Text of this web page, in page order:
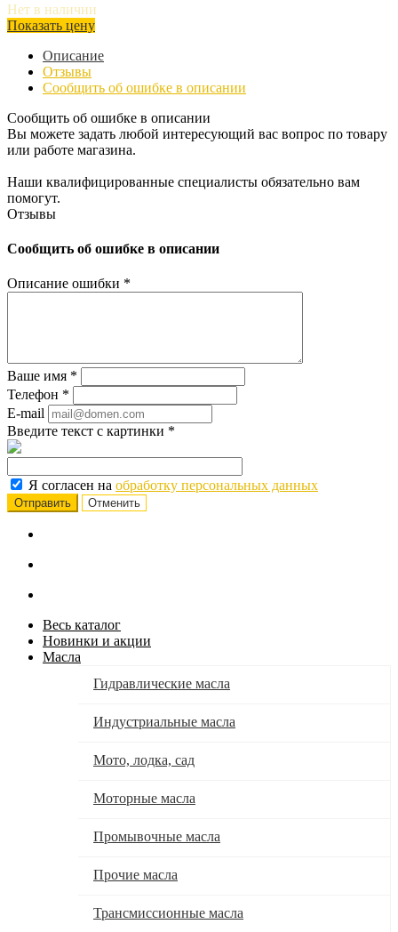
Нет в наличии
Показать цену
Описание
Отзывы
Сообщить об ошибке в описании
Сообщить об ошибке в описании
Вы можете задать любой интересующий вас вопрос по товару
или работе магазина.
Наши квалифицированные специалисты обязательно вам
помогут.
Отзывы
Сообщить об ошибке в описании
Описание ошибки *
Ваше имя *
Телефон *
E-mail
Введите текст с картинки *
Я согласен на обработку персональных данных
Отменить
Весь каталог
Новинки и акции
Масла
Гидравлические масла
Индустриальные масла
Мото, лодка, сад
Моторные масла
Промывочные масла
Прочие масла
Трансмиссионные масла